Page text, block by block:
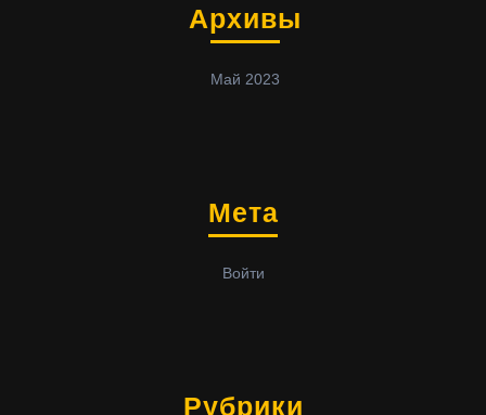
Архивы
Май 2023
Мета
Войти
Рубрики